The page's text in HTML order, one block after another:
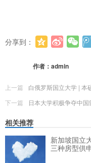
分享到：
作者： admin
上一篇
白俄罗斯国立大学 | 本
下一篇
日本大学积极争夺中国
相关推荐
新加坡国立
三种房型供